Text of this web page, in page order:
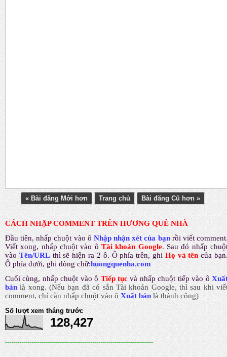
« Bài đăng Mới hơn Trang chủ Bài đăng Cũ hơn »
CÁCH NHẬP COMMENT TRÊN HƯƠNG QUÊ NHÀ
Đầu tiên, nhấp chuột vào ô Nhập nhận xét của bạn rồi viết comment
Viết xong, nhấp chuột vào ô Tài khoản Google. Sau đó nhấp
vào Tên/URL thì sẽ hiện ra 2 ô. Ô phía trên, ghi Họ và tên của
Ô phía dưới, ghi dòng chữ:huongquenha.com
Cuối cùng, nhấp chuột vào ô Tiếp tục và nhấp chuột tiếp vào ô
bản là xong.(Nếu bạn đã có sẵn Tài khoản Google, thì sau khi
comment, chỉ cần nhấp chuột vào ô Xuất bản là thành công)
Số lượt xem tháng trước
128,427
-------------------------------------------------------------------------